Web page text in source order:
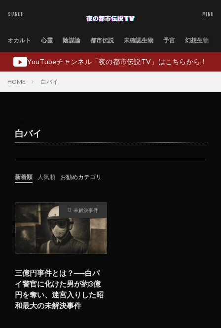
オカルト 心霊 陰謀論 都市伝説 未確認生物 予言 幻想生物
▶ YouTubeチャンネル「夜の都市伝説TV」はこちらから！
HOME 白バイ
白バイ
新着順 人気順
お勧めカテゴリ
未解決事件
三億円事件とは？──白バ
イ警官に化けた男が約3億
円を奪い、迷宮入りした昭
和最大の未解決事件